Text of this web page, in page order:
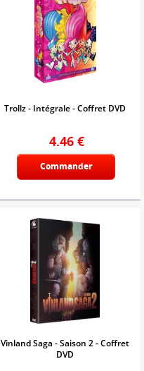
Trollz - Intégrale - Coffret DVD
4.46 €
Commander
Vinland Saga - Saison 2 - Coffret
DVD